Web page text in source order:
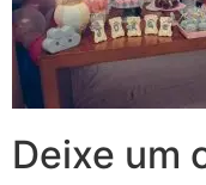
Deixe um